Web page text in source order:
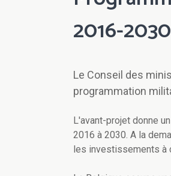
2016-2030
Le Conseil des
programmation
L'avant-projet donne
2016 à 2030. A la
les investissements à